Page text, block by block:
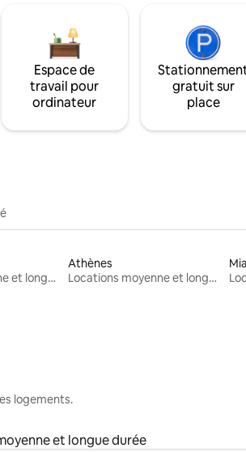
Espace de
travail pour
ordinateur
gratuit sur
place
Locations moyenne et longue durée
Athènes
Locations moyenne et longue durée
logements.
et longue durée